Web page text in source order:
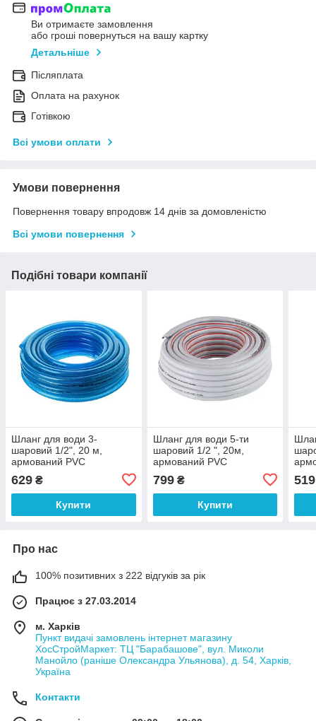
Ви отримаєте замовлення
або гроші повернуться на вашу картку
Детальніше
Післяплата
Оплата на рахунок
Готівкою
Всі умови оплати
Умови повернення
Повернення товару впродовж 14 днів за домовленістю
Всі умови повернення
Подібні товари компанії
Шланг для води 3-
шаровий 1/2", 20 м,
армований PVC
629 ₴
Купити
Шланг для води 5-ти
шаровий 1/2 ", 20м,
армований PVC
799₴
Купити
519
Про нас
100% позитивних з 222 відгуків за рік
Працює з 27.03.2014
м. Харків
Пункт видачі замовлень інтернет магазину
ХосСтройМаркет: ТЦ "Барабашове", вул. Миколи
Манойло (раніше Олександра Ульянова), д. 54, Харків,
Україна
Контакти